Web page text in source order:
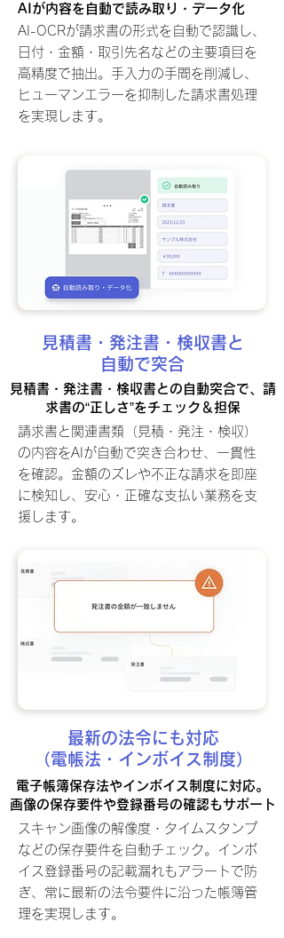
AIが内容を自動で読み取り・データ化
AI-OCRが請求書の形式を自動で認識し、
日付・金額・取引先名などの主要項目を
高精度で抽出。手入力の手間を削減し、
ヒューマンエラーを抑制した請求書処理
を実現します。
見積書・発注書・検収書と
自動で突合
見積書・発注書・検収書との自動突合で、請
求書の“正しさ”をチェック＆担保
請求書と関連書類（見積・発注・検収）
の内容をAIが自動で突き合わせ、一貫性
を確認。金額のズレや不正な請求を即座
に検知し、安心・正確な支払い業務を支
援します。
最新の法令にも対応
（電帳法・インボイス制度）
電子帳簿保存法やインボイス制度に対応。
画像の保存要件や登録番号の確認もサポート
スキャン画像の解像度・タイムスタンプ
などの保存要件を自動チェック。インボ
イス登録番号の記載漏れもアラートで防
ぎ、常に最新の法令要件に沿った帳簿管
理を実現します。